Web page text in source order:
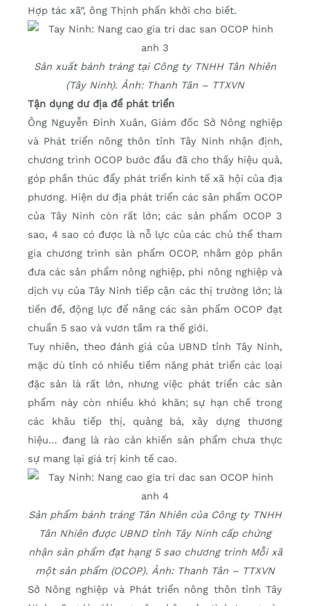
Hợp tác xã”, ông Thịnh phấn khởi cho biết.
Sản xuất bánh tráng tại Công ty TNHH Tân Nhiên
(Tây Ninh). Ảnh: Thanh Tân – TTXVN
Tận dụng dư địa để phát triển
Ông Nguyễn Đình Xuân, Giám đốc Sở Nông nghiệp
và Phát triển nông thôn tỉnh Tây Ninh nhận định,
chương trình OCOP bước đầu đã cho thấy hiệu quả,
góp phần thúc đẩy phát triển kinh tế xã hội của địa
phương. Hiện dư địa phát triển các sản phẩm OCOP
của Tây Ninh còn rất lớn; các sản phẩm OCOP 3
sao, 4 sao có được là nỗ lực của các chủ thể tham
gia chương trình sản phẩm OCOP, nhằm góp phần
đưa các sản phẩm nông nghiệp, phi nông nghiệp và
dịch vụ của Tây Ninh tiếp cận các thị trường lớn; là
tiền đề, động lực để nâng các sản phẩm OCOP đạt
chuẩn 5 sao và vươn tầm ra thế giới.
Tuy nhiên, theo đánh giá của UBND tỉnh Tây Ninh,
mặc dù tỉnh có nhiều tiềm năng phát triển các loại
đặc sản là rất lớn, nhưng việc phát triển các sản
phẩm này còn nhiều khó khăn; sự hạn chế trong
các khâu tiếp thị, quảng bá, xây dựng thương
hiệu… đang là rào cản khiến sản phẩm chưa thực
sự mang lại giá trị kinh tế cao.
Sản phẩm bánh tráng Tân Nhiên của Công ty TNHH
Tân Nhiên được UBND tỉnh Tây Ninh cấp chứng
nhận sản phẩm đạt hạng 5 sao chương trình Mỗi xã
một sản phẩm (OCOP). Ảnh: Thanh Tân – TTXVN
Sở Nông nghiệp và Phát triển nông thôn tỉnh Tây